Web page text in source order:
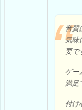
音質
気味
要で
ゲー
満足
付け